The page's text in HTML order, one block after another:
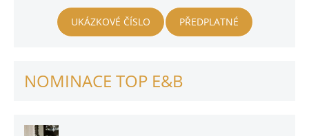
UKÁZKOVÉ ČÍSLO PŘEDPLATNÉ
NOMINACE TOP E&B